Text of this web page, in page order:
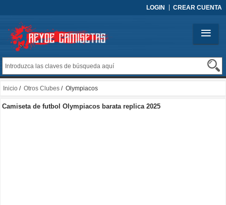
LOGIN CREAR CUENTA
Inicio / Otros Clubes / Olympiacos
Camiseta de futbol Olympiacos barata replica 2025